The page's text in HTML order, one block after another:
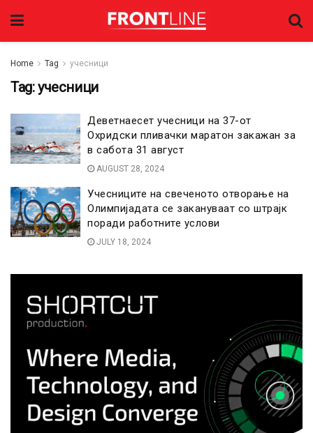
Home Tag учесници
Tag:учесници
Деветнаесет учесници на 37-от
Охридски пливачки маратон закажан за
в сабота 31 август
AUGUST 28, 2024
Учесниците на свеченото отворање на
Олимпијадата се закануваат со штрајк
поради работните услови
JULY 18, 2024